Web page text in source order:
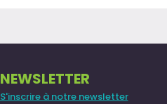
NEWSLETTER
S'inscrire à notre newsletter